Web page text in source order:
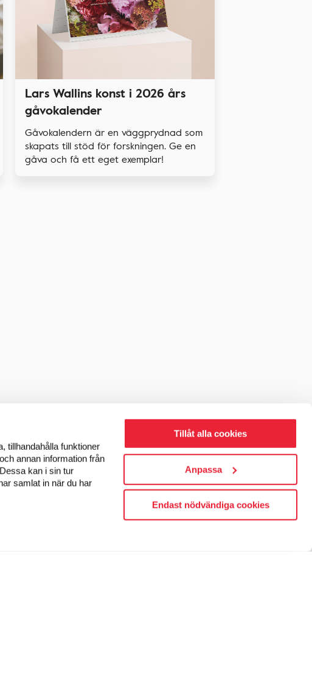
tillhandahålla funktioner
annan information från
kan i sin tur
samlat in när du har
Tillåt alla cookies
Anpassa
Endast nödvändiga cookies
Lars Wallins konst i 2026 års
gåvokalender
Gåvokalendern är en väggprydnad som
skapats till stöd för forskningen. Ge en
gåva och få ett eget exemplar!